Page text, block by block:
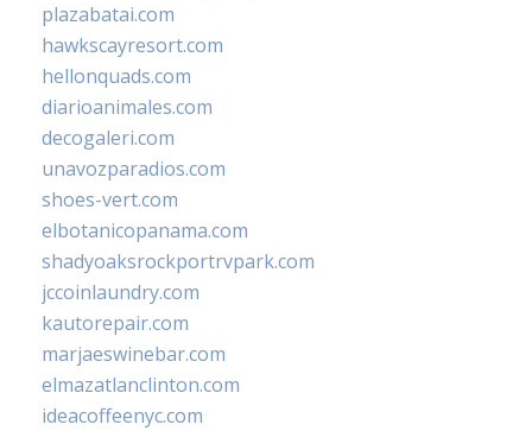
plazabatai.com
hawkscayresort.com
hellonquads.com
diarioanimales.com
decogaleri.com
unavozparadios.com
shoes-vert.com
elbotanicopanama.com
shadyoaksrockportrvpark.com
jccoinlaundry.com
kautorepair.com
marjaeswinebar.com
elmazatlanclinton.com
ideacoffeenyc.com